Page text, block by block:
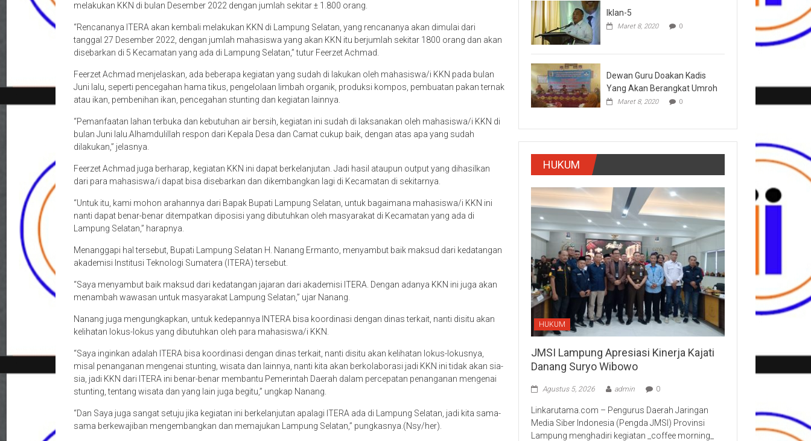
melakukan KKN di bulan Desember 2022 dengan jumlah sekitar ± 1.800 orang.
“Rencananya ITERA akan kembali melakukan KKN di Lampung Selatan, yang rencananya akan dimulai dari
tanggal 27 Desember 2022, dengan jumlah mahasiswa yang akan KKN itu berjumlah sekitar 1800 orang dan akan
disebarkan di 5 Kecamatan yang ada di Lampung Selatan,” tutur Feerzet Achmad.
Feerzet Achmad menjelaskan, ada beberapa kegiatan yang sudah di lakukan oleh mahasiswa/i KKN pada bulan
Juni lalu, seperti pencegahan hama tikus, pengelolaan limbah organik, produksi kompos, pembuatan pakan ternak
atau ikan, pembenihan ikan, pencegahan stunting dan kegiatan lainnya.
“Pemanfaatan lahan terbuka dan kebutuhan air bersih, kegiatan ini sudah di laksanakan oleh mahasiswa/i KKN di
bulan Juni lalu.Alhamdulillah respon dari Kepala Desa dan Camat cukup baik, dengan atas apa yang sudah
dilakukan,” jelasnya.
Feerzet Achmad juga berharap, kegiatan KKN ini dapat berkelanjutan. Jadi hasil ataupun output yang dihasilkan
dari para mahasiswa/i dapat bisa disebarkan dan dikembangkan lagi di Kecamatan di sekitarnya.
“Untuk itu, kami mohon arahannya dari Bapak Bupati Lampung Selatan, untuk bagaimana mahasiswa/i KKN ini
nanti dapat benar-benar ditempatkan diposisi yang dibutuhkan oleh masyarakat di Kecamatan yang ada di
Lampung Selatan,” harapnya.
Menanggapi hal tersebut, Bupati Lampung Selatan H. Nanang Ermanto, menyambut baik maksud dari kedatangan
akademisi Institusi Teknologi Sumatera (ITERA) tersebut.
“Saya menyambut baik maksud dari kedatangan jajaran dari akademisi ITERA. Dengan adanya KKN ini juga akan
menambah wawasan untuk masyarakat Lampung Selatan,” ujar Nanang.
Nanang juga mengungkapkan, untuk kedepannya INTERA bisa koordinasi dengan dinas terkait, nanti disitu akan
kelihatan lokus-lokus yang dibutuhkan oleh para mahasiswa/i KKN.
“Saya inginkan adalah ITERA bisa koordinasi dengan dinas terkait, nanti disitu akan kelihatan lokus-lokusnya,
misal penanganan mengenai stunting, wisata dan lainnya, nanti kita akan berkolaborasi jadi KKN ini tidak akan sia-
sia, jadi KKN dari ITERA ini benar-benar membantu Pemerintah Daerah dalam percepatan penanganan mengenai
stunting, tentang wisata dan yang lain juga begitu,” ungkap Nanang.
“Dan Saya juga sangat setuju jika kegiatan ini berkelanjutan apalagi ITERA ada di Lampung Selatan, jadi kita sama-
sama berkewajiban mengembangkan dan memajukan Lampung Selatan,” pungkasnya.(Nsy/her).
Iklan-5
Maret 8, 2020 0
Dewan Guru Doakan Kadis
Yang Akan Berangkat Umroh
Maret 8, 2020 0
HUKUM
HUKUM
JMSI Lampung Apresiasi Kinerja Kajati
Danang Suryo Wibowo
Agustus 5, 2026 admin 0
Linkarutama.com – Pengurus Daerah Jaringan
Media Siber Indonesia (Pengda JMSI) Provinsi
Lampung menghadiri kegiatan _coffee morning_